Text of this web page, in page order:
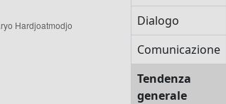
Dialogo
Comunicazione
Tendenza
generale